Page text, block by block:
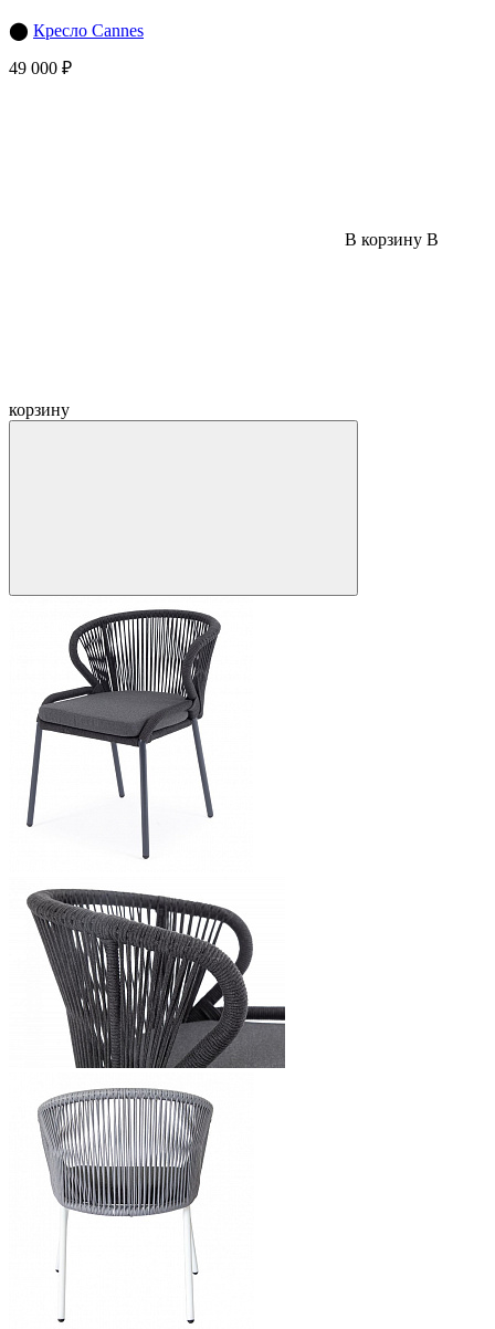
⬤ Кресло Cannes
49 000 ₽
В корзину В
корзину